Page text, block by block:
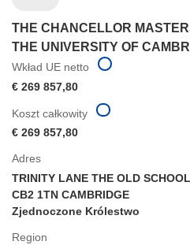
THE CHANCELLOR
THE UNIVERSITY OF
Wkład UE netto
€ 269 857,80
Adres
TRINITY LANE THE OLD
CB2 1TN CAMBRIDGE
Zjednoczone Królestwo
Region
Koszt całkowity
€ 269 857,80